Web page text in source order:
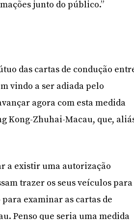
junto do público.”
das cartas de condução
vindo a ser adiada pelo
agora com esta medida
Kong-Zhuhai-Macau, que,
a existir uma autorização
trazer os seus veículos para
examinar as cartas de
Penso que seria uma medida